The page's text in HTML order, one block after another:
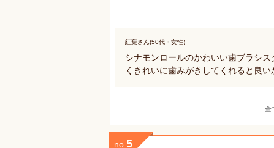
紅葉さん(50代・女性)
シナモンロールのかわいい歯ブラシ
くきれいに歯みがきしてくれると良い
全
no. 5